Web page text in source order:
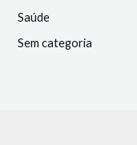
Saúde
Sem categoria